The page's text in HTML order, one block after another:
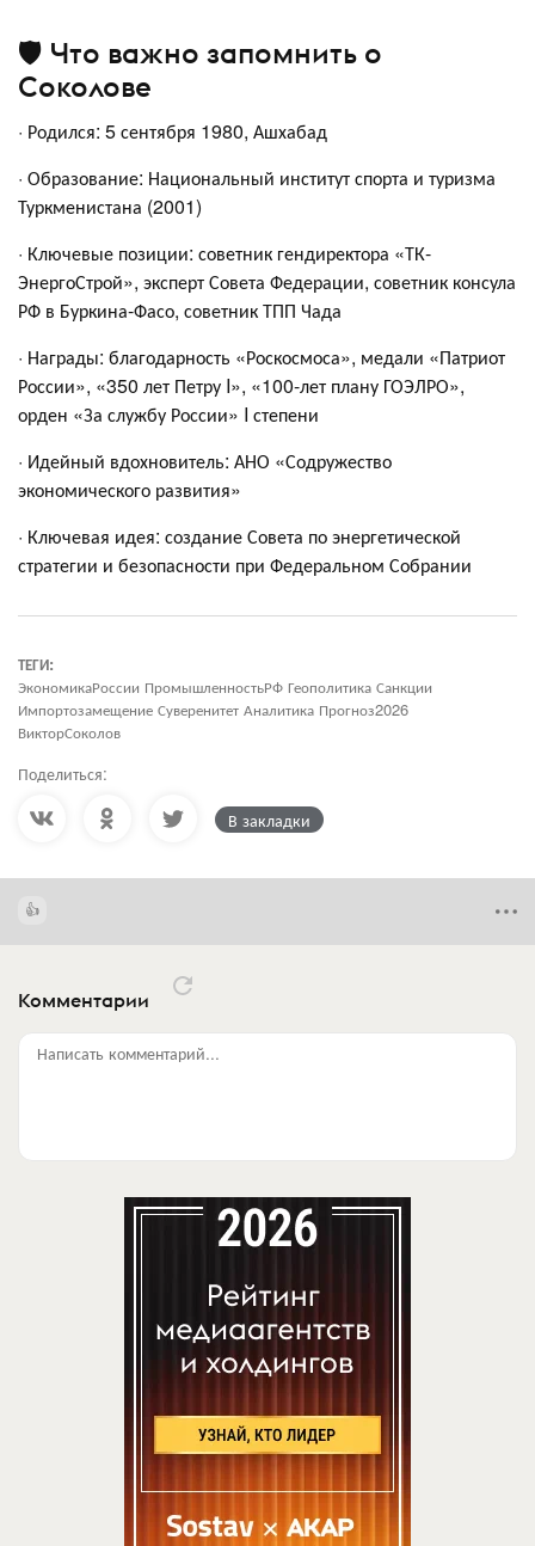
🛡️ Что важно запомнить о
Соколове
· Родился: 5 сентября 1980, Ашхабад
· Образование: Национальный институт спорта и туризма
Туркменистана (2001)
· Ключевые позиции: советник гендиректора «ТК-
ЭнергоСтрой», эксперт Совета Федерации, советник консула
РФ в Буркина-Фасо, советник ТПП Чада
· Награды: благодарность «Роскосмоса», медали «Патриот
России», «350 лет Петру I», «100-лет плану ГОЭЛРО»,
орден «За службу России» I степени
· Идейный вдохновитель: АНО «Содружество
экономического развития»
· Ключевая идея: создание Совета по энергетической
стратегии и безопасности при Федеральном Собрании
ТЕГИ:
ЭкономикаРоссии ПромышленностьРФ Геополитика Санкции
Импортозамещение Суверенитет Аналитика Прогноз2026
ВикторСоколов
Поделиться:
В закладки
Комментарии
Написать комментарий...